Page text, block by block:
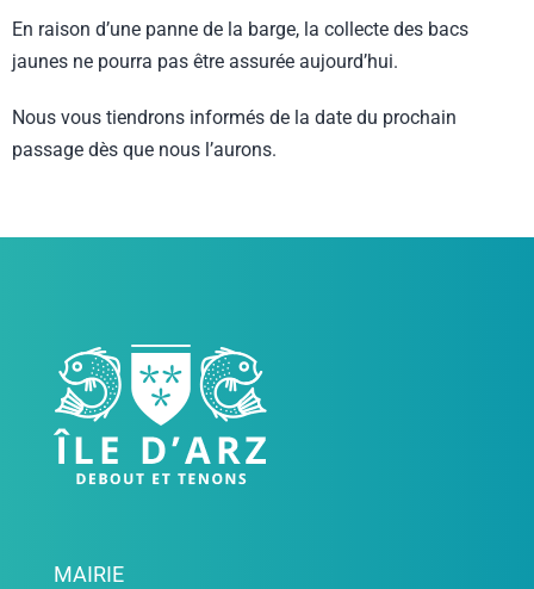
En raison d’une panne de la barge, la collecte des bacs
jaunes ne pourra pas être assurée aujourd’hui.
Nous vous tiendrons informés de la date du prochain
passage dès que nous l’aurons.
MAIRIE